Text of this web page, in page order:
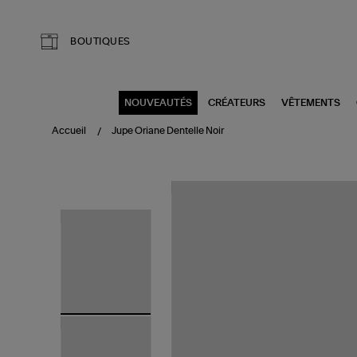
BOUTIQUES
NOUVEAUTÉS CRÉATEURS VÊTEMENTS
Accueil Jupe Oriane Dentelle Noir